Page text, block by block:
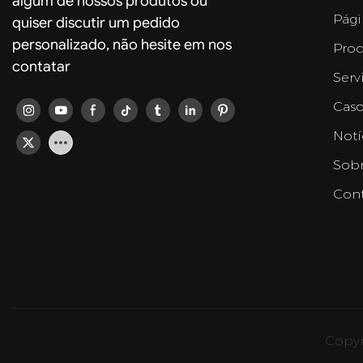
quiser discutir um pedido
personalizado, não hesite em nos
contatar